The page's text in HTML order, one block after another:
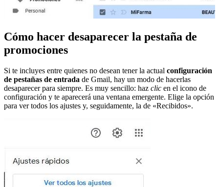
Cómo hacer desaparecer la pestaña de
promociones
Si te incluyes entre quienes no desean tener la actual configuración
de pestañas de entrada de Gmail, hay un modo de hacerlas
desaparecer para siempre. Es muy sencillo: haz clic en el icono de
configuración y te aparecerá una ventana emergente. Elige la opción
para ver todos los ajustes y, seguidamente, la de «Recibidos».